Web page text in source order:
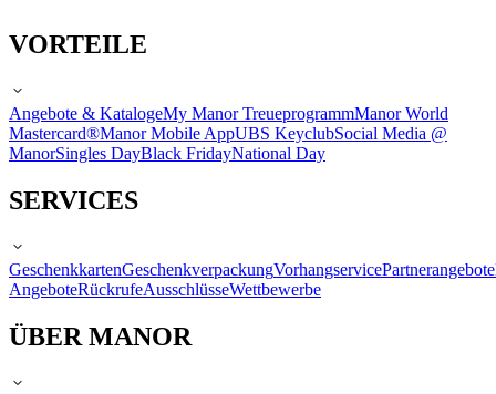
VORTEILE
Angebote & KatalogeMy Manor TreueprogrammManor World
Mastercard®Manor Mobile AppUBS KeyclubSocial Media @
ManorSingles DayBlack FridayNational Day
SERVICES
GeschenkkartenGeschenkverpackungVorhangservicePartnerangebote
AngeboteRückrufeAusschlüsseWettbewerbe
ÜBER MANOR